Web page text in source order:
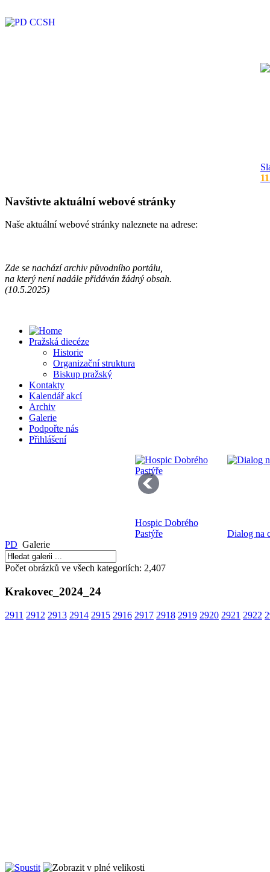
K
Navštivte aktuální webové stránky
Naše aktuální webové stránky naleznete na adrese:
Zde se nachází archiv původního portálu,
na který není nadále přidáván žádný obsah.
(10.5.2025)
Pražská diecéze
Historie
Organizační struktura
Biskup pražský
Kontakty
Kalendář akcí
Archiv
Galerie
Podpořte nás
Přihlášení
Hospic Dobrého
Pastýře
Dialog na
CČSH
času
PD Galerie
Počet obrázků ve všech kategoriích: 2,407
Krakovec_2024_24
2911 2912 2913 2914 2915 2916 2917 2918 2919 2920 2921 2922